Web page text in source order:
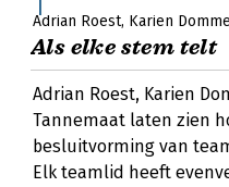
Adrian Roest Karien
Als elke stem telt
Adrian Roest, Karien
Tannemaat laten zien
besluitvorming van
Elk teamlid heeft